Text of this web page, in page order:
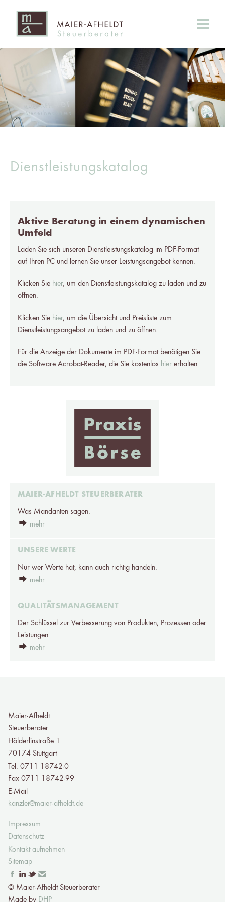
Dienstleistungskatalog
Aktive Beratung in einem dynamischen
Umfeld
Laden Sie sich unseren Dienstleistungskatalog im PDF-Format
auf Ihren PC und lernen Sie unser Leistungsangebot kennen.
Klicken Sie hier, um den Dienstleistungskatalog zu laden und zu
öffnen.
Klicken Sie hier, um die Übersicht und Preisliste zum
Dienstleistungsangebot zu laden und zu öffnen.
Für die Anzeige der Dokumente im PDF-Format benötigen Sie
die Software Acrobat-Reader, die Sie kostenlos hier erhalten.
MAIER-AFHELDT STEUERBERATER
Was Mandanten sagen.
mehr
UNSERE WERTE
Nur wer Werte hat, kann auch richtig handeln.
mehr
QUALITÄTSMANAGEMENT
Der Schlüssel zur Verbesserung von Produkten, Prozessen oder
Leistungen.
mehr
Maier-Afheldt
Steuerberater
Hölderlinstraße 1
70174 Stuttgart
Tel. 0711 18742-0
Fax 0711 18742-99
E-Mail
kanzlei@maier-afheldt.de
Impressum
Datenschutz
Kontakt aufnehmen
Sitemap
© Maier-Afheldt Steuerberater
Made by DHP